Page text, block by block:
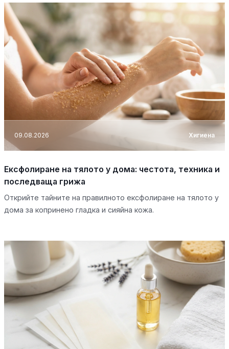
09.08.2026 Хигиена
Ексфолиране на тялото у дома: честота, техника и
последваща грижа
Открийте тайните на правилното ексфолиране на тялото у
дома за копринено гладка и сияйна кожа.